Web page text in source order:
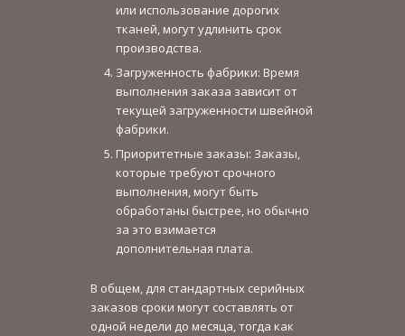
или использование дорогих
тканей, могут удлинить срок
производства.
Загруженность фабрики: Время
выполнения заказа зависит от
текущей загруженности швейной
фабрики.
Приоритетные заказы: Заказы,
которые требуют срочного
выполнения, могут быть
обработаны быстрее, но обычно
за это взимается
дополнительная плата.
В общем, для стандартных серийных
заказов сроки могут составлять от
одной недели до месяца, тогда как